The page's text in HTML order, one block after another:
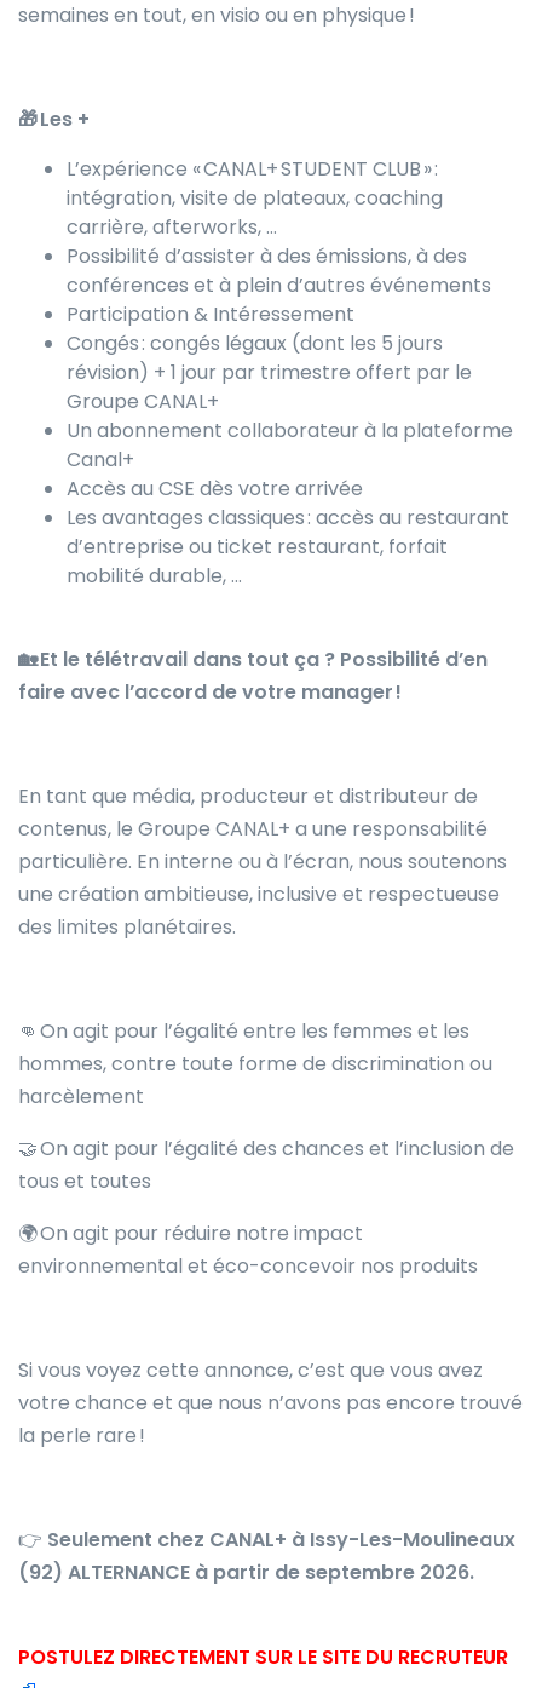
semaines en tout, en visio ou en physique !
🎁 Les +
L’expérience « CANAL+ STUDENT CLUB » :
intégration, visite de plateaux, coaching
carrière, afterworks, …
Possibilité d’assister à des émissions, à des
conférences et à plein d’autres événements
Participation & Intéressement
Congés : congés légaux (dont les 5 jours
révision) + 1 jour par trimestre offert par le
Groupe CANAL+
Un abonnement collaborateur à la plateforme
Canal+
Accès au CSE dès votre arrivée
Les avantages classiques : accès au restaurant
d’entreprise ou ticket restaurant, forfait
mobilité durable, …
🏡 Et le télétravail dans tout ça ? Possibilité d’en
faire avec l’accord de votre manager !
En tant que média, producteur et distributeur de
contenus, le Groupe CANAL+ a une responsabilité
particulière. En interne ou à l’écran, nous soutenons
une création ambitieuse, inclusive et respectueuse
des limites planétaires.
👊 On agit pour l’égalité entre les femmes et les
hommes, contre toute forme de discrimination ou
harcèlement
🤝 On agit pour l’égalité des chances et l’inclusion de
tous et toutes
🌍 On agit pour réduire notre impact
environnemental et éco-concevoir nos produits
Si vous voyez cette annonce, c’est que vous avez
votre chance et que nous n’avons pas encore trouvé
la perle rare !
👉 Seulement chez CANAL+ à Issy-Les-Moulineaux
(92) ALTERNANCE à partir de septembre 2026.
POSTULEZ DIRECTEMENT SUR LE SITE DU RECRUTEUR